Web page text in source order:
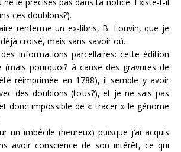
ces doublons?).
renferme un ex-libris, B. Louvin, que je
croisé, mais sans savoir où.
des informations parcellaires: cette édition
(mais pourquoi? à cause des gravures de
réimprimée en 1788), il semble y avoir
des doublons (tous?), et je ne sais pas
donc impossible de « tracer » le génome
un imbécile (heureux) puisque j’ai acquis
avoir conscience de son intérêt, ce qui